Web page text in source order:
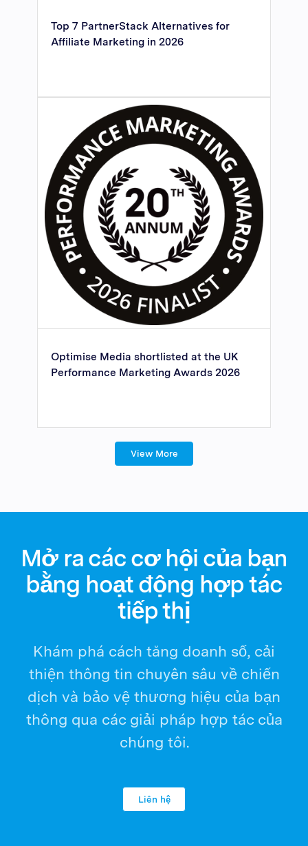
Top 7 PartnerStack Alternatives for
Affiliate Marketing in 2026
Optimise Media shortlisted at the UK
Performance Marketing Awards 2026
View More
Mở ra các cơ hội của bạn
bằng hoạt động hợp tác
tiếp thị
Khám phá cách tăng doanh số, cải
thiện thông tin chuyên sâu về chiến
dịch và bảo vệ thương hiệu của bạn
thông qua các giải pháp hợp tác của
chúng tôi.
Liên hệ